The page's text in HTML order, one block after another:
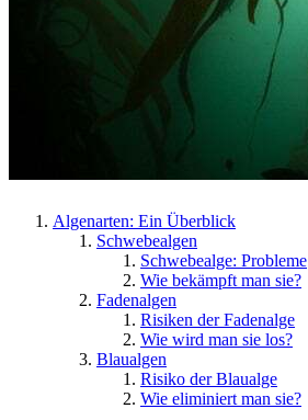
Algenarten: Ein Überblick
Schwebealgen
Schwebealge: Probleme
Wie bekämpft man sie?
Fadenalgen
Risiken der Fadenalge
Wie wird man sie los?
Blaualgen
Risiko der Blaualge
Wie eliminiert man sie?